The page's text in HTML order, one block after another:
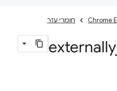
Chrome חומרי עזר
externally_